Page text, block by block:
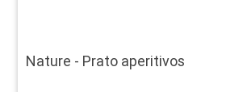
Nature - Prato aperitivos